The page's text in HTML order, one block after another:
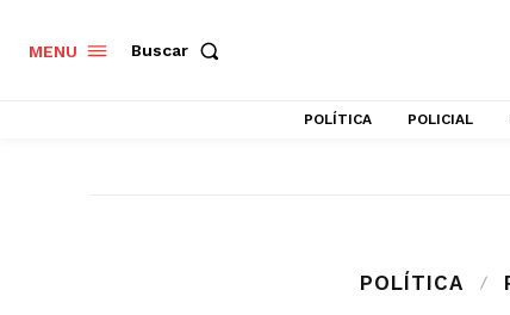
MENU Buscar
POLÍTICA POLICIAL
POLÍTICA